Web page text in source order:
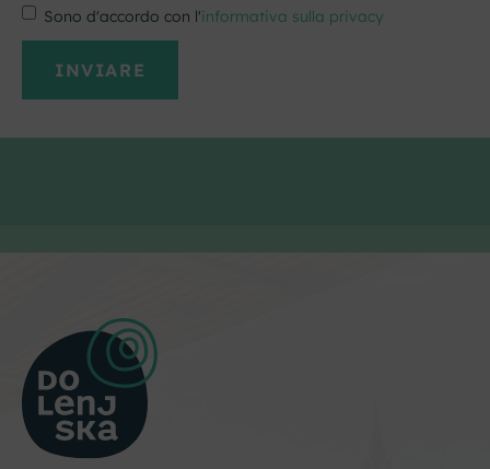
Sono d'accordo con l'informativa sulla privacy